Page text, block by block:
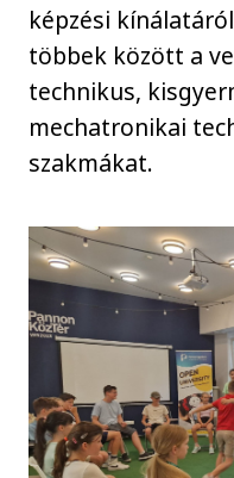
képzési
többek között a
technikus,
mechatronikai
szakmákat.